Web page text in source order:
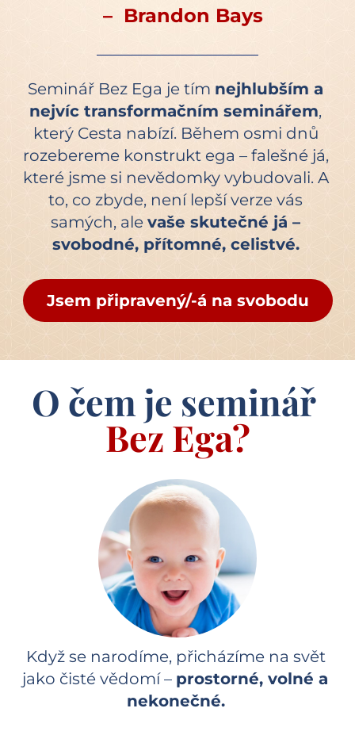
–  Brandon Bays
Seminář Bez Ega je tím nejhlubším a
nejvíc transformačním seminářem,
který Cesta nabízí. Během osmi dnů
rozebereme konstrukt ega – falešné já,
které jsme si nevědomky vybudovali. A
to, co zbyde, není lepší verze vás
samých, ale vaše skutečné já –
svobodné, přítomné, celistvé.
Jsem připravený/-á na svobodu
O čem je seminář
Bez Ega?
Když se narodíme, přicházíme na svět
jako čisté vědomí – prostorné, volné a
nekonečné.